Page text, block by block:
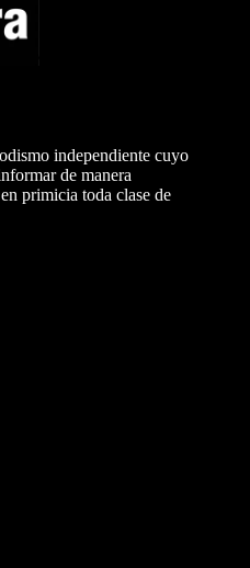
independiente cuyo
de manera
primicia toda clase de